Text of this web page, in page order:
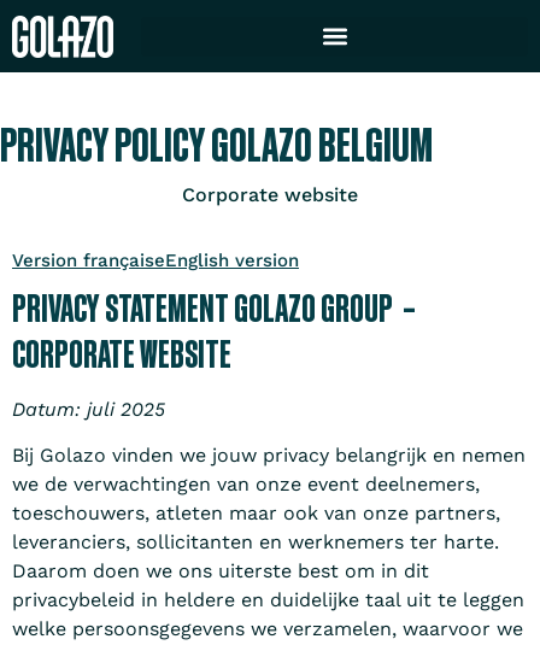
PRIVACY POLICY GOLAZO BELGIUM
Corporate website
Version françaiseEnglish version
PRIVACY STATEMENT GOLAZO GROUP –
CORPORATE WEBSITE
Datum: juli 2025
Bij Golazo vinden we jouw privacy belangrijk en nemen
we de verwachtingen van onze event deelnemers,
toeschouwers, atleten maar ook van onze partners,
leveranciers, sollicitanten en werknemers ter harte.
Daarom doen we ons uiterste best om in dit
privacybeleid in heldere en duidelijke taal uit te leggen
welke persoonsgegevens we verzamelen, waarvoor we